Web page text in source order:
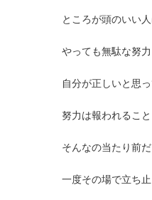
ところが頭のいい
やっても無駄な努
自分が正しいと思っ
努力は報われるこ
そんなの当たり前だ
一度その場で立ち